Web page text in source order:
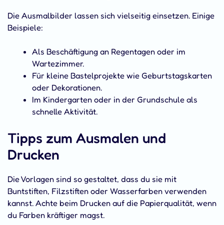
Die Ausmalbilder lassen sich vielseitig einsetzen. Einige
Beispiele:
Als Beschäftigung an Regentagen oder im
Wartezimmer.
Für kleine Bastelprojekte wie Geburtstagskarten
oder Dekorationen.
Im Kindergarten oder in der Grundschule als
schnelle Aktivität.
Tipps zum Ausmalen und
Drucken
Die Vorlagen sind so gestaltet, dass du sie mit
Buntstiften, Filzstiften oder Wasserfarben verwenden
kannst. Achte beim Drucken auf die Papierqualität, wenn
du Farben kräftiger magst.